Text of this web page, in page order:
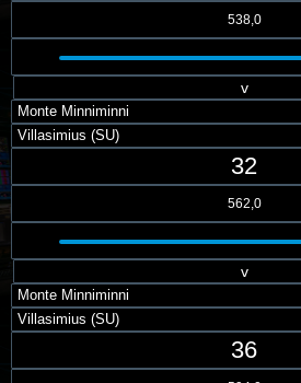
538,0
v
Monte Minniminni
Villasimius (SU)
32
562,0
v
Monte Minniminni
Villasimius (SU)
36